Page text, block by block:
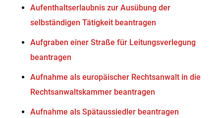
Aufenthaltserlaubnis zur Ausübung der
selbständigen Tätigkeit beantragen
Aufgraben einer Straße für Leitungsverlegung
beantragen
Aufnahme als europäischer Rechtsanwalt in die
Rechtsanwaltskammer beantragen
Aufnahme als Spätaussiedler beantragen